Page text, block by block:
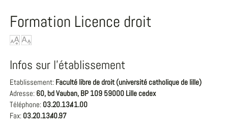
Formation Licence droit
Infos sur l'établissement
Etablissement: Faculté libre de droit (université catholique de lille)
Adresse: 60, bd Vauban, BP 109 59000 Lille cedex
Téléphone: 03.20.13.41.00
Fax: 03.20.13.40.97